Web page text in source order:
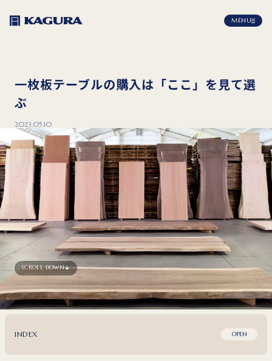
MENU
一枚板テーブルの購入は「ここ」を見て選
ぶ
2023.05.10
SCROLL DOWN
INDEX OPEN